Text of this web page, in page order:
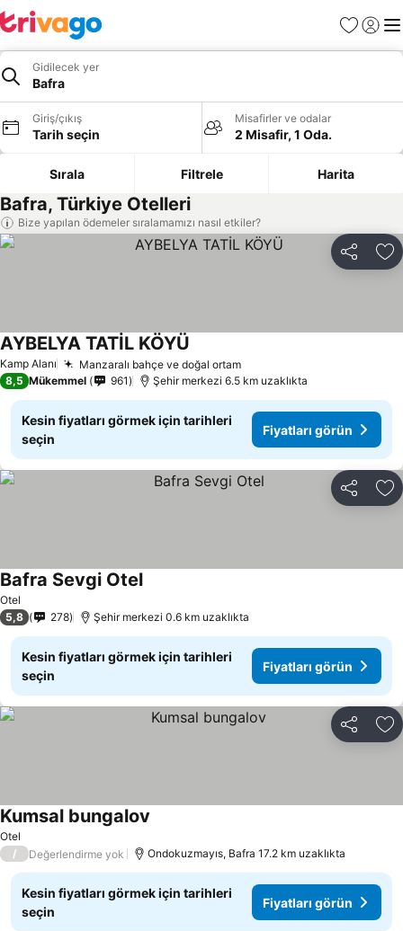
Favoriler
Giriş
Gidilecek yer
Bafra
Giriş/çıkış
Tarih seçin
Misafirler ve odalar
2 Misafir, 1 Oda.
Sırala Filtrele Harita
Bafra, Türkiye Otelleri
Bize yapılan ödemeler sıralamamızı nasıl etkiler?
Paylaş
Kamp Alanı Manzaralı bahçe ve doğal ortam
AYBELYA TATİL KÖYÜ
8,5 Mükemmel 961 Şehir merkezi 6.5 km uzaklıkta
Kesin fiyatları görmek için tarihleri
seçin
Fiyatları görün
Paylaş
Otel
Bafra Sevgi Otel
5,8 278 Şehir merkezi 0.6 km uzaklıkta
Kesin fiyatları görmek için tarihleri
seçin
Fiyatları görün
Paylaş
Otel
Kumsal bungalov
/ Değerlendirme yok Ondokuzmayıs, Bafra 17.2 km uzaklıkta
Kesin fiyatları görmek için tarihleri
seçin
Fiyatları görün